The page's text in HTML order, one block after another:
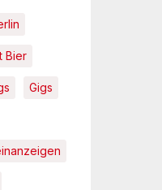
Bier
Gigs